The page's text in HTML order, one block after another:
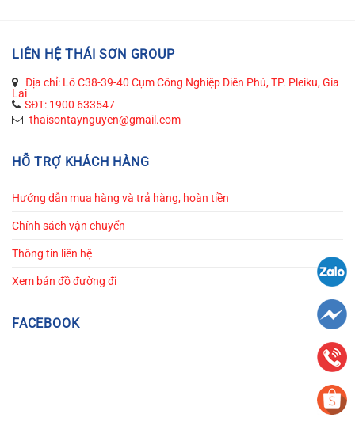
LIÊN HỆ THÁI SƠN GROUP
Địa chỉ: Lô C38-39-40 Cụm Công Nghiệp Diên Phú, TP. Pleiku, Gia
Lai
SĐT: 1900 633547
thaisontaynguyen@gmail.com
HỖ TRỢ KHÁCH HÀNG
Hướng dẫn mua hàng và trả hàng, hoàn tiền
Chính sách vận chuyển
Thông tin liên hệ
Xem bản đồ đường đi
FACEBOOK